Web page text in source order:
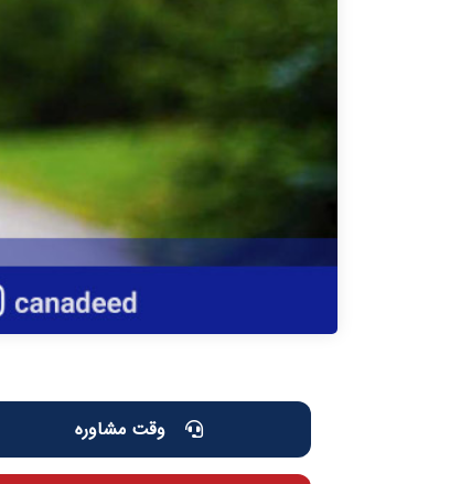
وقت مشاوره